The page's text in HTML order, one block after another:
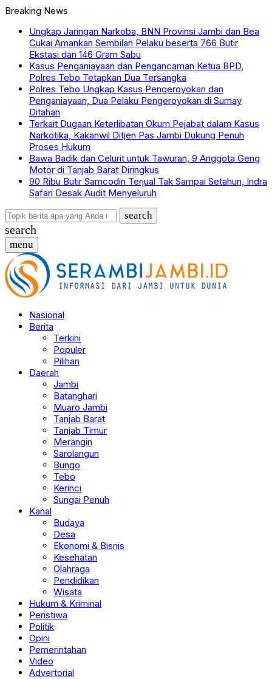
Breaking News
Ungkap Jaringan Narkoba, BNN Provinsi Jambi dan Bea
Cukai Amankan Sembilan Pelaku beserta 766 Butir
Ekstasi dan 146 Gram Sabu
Kasus Penganiayaan dan Pengancaman Ketua BPD,
Polres Tebo Tetapkan Dua Tersangka
Polres Tebo Ungkap Kasus Pengeroyokan dan
Penganiayaan, Dua Pelaku Pengeroyokan di Sumay
Ditahan
Terkait Dugaan Keterlibatan Okum Pejabat dalam Kasus
Narkotika, Kakanwil Ditjen Pas Jambi Dukung Penuh
Proses Hukum
Bawa Badik dan Celurit untuk Tawuran, 9 Anggota Geng
Motor di Tanjab Barat Diringkus
90 Ribu Butir Samcodin Terjual Tak Sampai Setahun, Indra
Safari Desak Audit Menyeluruh
search
search
menu
Nasional
Berita
Terkini
Populer
Pilihan
Daerah
Jambi
Batanghari
Muaro Jambi
Tanjab Barat
Tanjab Timur
Merangin
Sarolangun
Bungo
Tebo
Kerinci
Sungai Penuh
Kanal
Budaya
Desa
Ekonomi & Bisnis
Kesehatan
Olahraga
Pendidikan
Wisata
Hukum & Kriminal
Peristiwa
Politik
Opini
Pemerintahan
Video
Advertorial